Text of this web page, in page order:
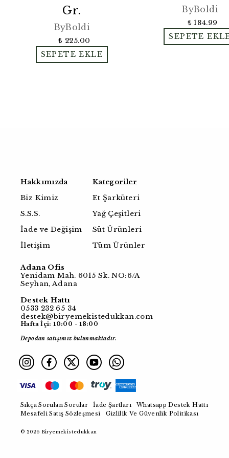
Gr.
ByBoldi
₺ 225.00
SEPETE EKLE
ByBoldi
₺ 184.99
SEPETE
Hakkımızda
Biz Kimiz
S.S.S.
İade ve Değişim
İletişim
Kategoriler
Et Şarküteri
Yağ Çeşitleri
Süt Ürünleri
Tüm Ürünler
Adana Ofis
Yenidam Mah. 6015 Sk. NO:6/A
Seyhan, Adana
Destek Hattı
0533 232 65 34
destek@biryemekistedukkan.com
Hafta İçi: 10:00 - 18:00
Depodan satışımız bulunmaktadır.
© 2026 Biryemekistedukkan
Sıkça Sorulan Sorular İade Şartları
Whatsapp Destek Hattı
Mesafeli Satış Sözleşmesi
Gizlilik Ve Güvenlik Politikası